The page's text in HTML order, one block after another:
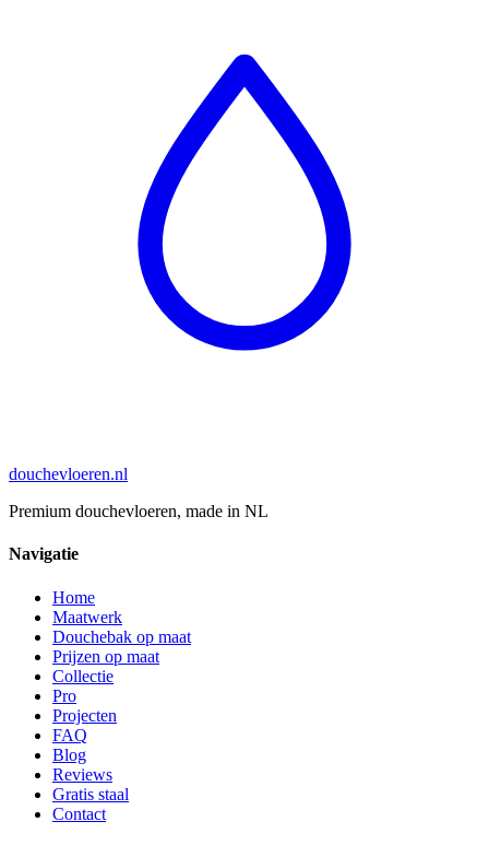
douchevloeren.nl
Premium douchevloeren, made in NL
Navigatie
Home
Maatwerk
Douchebak op maat
Prijzen op maat
Collectie
Pro
Projecten
FAQ
Blog
Reviews
Gratis staal
Contact